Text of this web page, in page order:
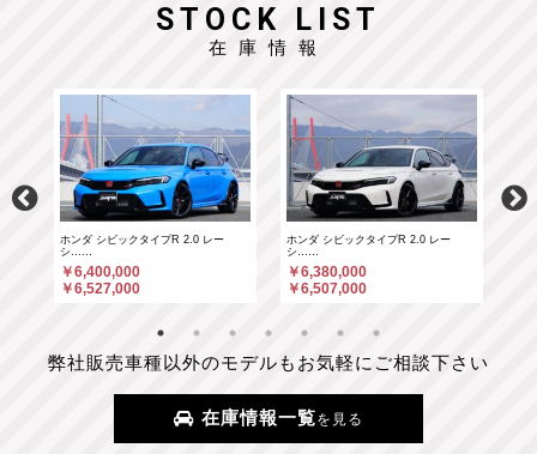
STOCK LIST
在庫情報
ホンダ シビックタイプR 2.0 レー
シ……
￥6,400,000
￥6,527,000
ホンダ シビックタイプR 2.0 レー
シ……
￥6,380,000
￥6,507,000
弊社販売車種以外のモデルもお気軽にご相談下さい
在庫情報一覧を見る